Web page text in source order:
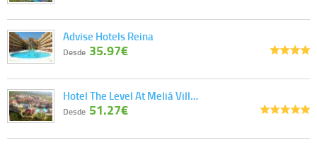
Advise Hotels Reina
Desde 35.97€
Hotel The Level At Meliá Vill…
Desde 51.27€